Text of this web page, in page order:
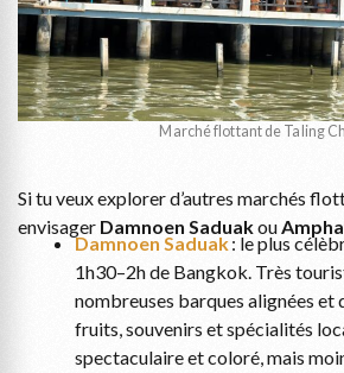
Marché flottant de Taling
Si tu veux explorer d’autres marchés
envisager Damnoen Saduakou
Damnoen Saduak: le plus
1h30–2h de Bangkok. Très
nombreuses barques alignées et
fruits, souvenirs et spécialités
spectaculaire et coloré, mais